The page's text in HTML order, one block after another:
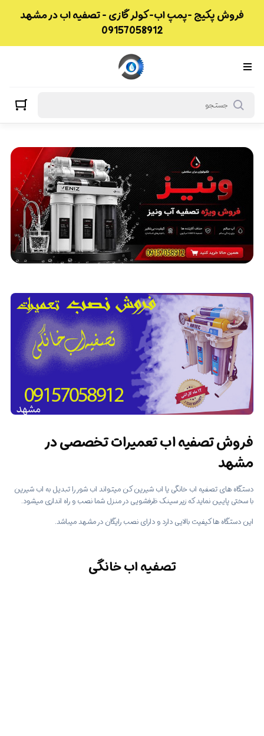
فروش پکیج -پمپ اب-کولر گازی - تصفیه اب در مشهد
09157058912
فروش تصفیه اب تعمیرات تخصصی در
مشهد
دستگاه های تصفیه اب خانگی یا اب شیرین کن میتواند اب شور را تبدیل به اب شیرین
با سختی پایین نماید که زیر سینک ظرفشویی در منزل شما نصب و راه اندازی میشود.
این دستگاه ها کیفیت بالایی دارد و دارای نصب رایگان در مشهد میباشد.
تصفیه اب خانگی